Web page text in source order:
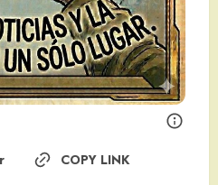
COPY LINK